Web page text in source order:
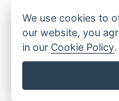
We use cookies to
our website, you
in our Cookie Policy.